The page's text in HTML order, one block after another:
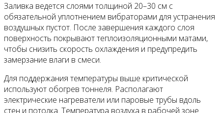
Заливка ведется слоями толщиной 20–30 см с
обязательной уплотнением вибраторами для устранения
воздушных пустот. После завершения каждого слоя
поверхность покрывают теплоизоляционными матами,
чтобы снизить скорость охлаждения и предупредить
замерзание влаги в смеси.
Для поддержания температуры выше критической
используют обогрев тоннеля. Располагают
электрические нагреватели или паровые трубы вдоль
стен и потолка. Температура воздуха в рабочей зоне